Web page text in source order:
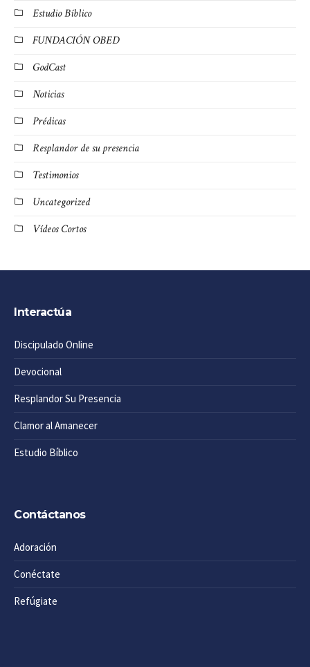
Estudio Bíblico
FUNDACIÓN OBED
GodCast
Noticias
Prédicas
Resplandor de su presencia
Testimonios
Uncategorized
Vídeos Cortos
Interactúa
Discipulado Online
Devocional
Resplandor Su Presencia
Clamor al Amanecer
Estudio Bíblico
Contáctanos
Adoración
Conéctate
Refúgiate